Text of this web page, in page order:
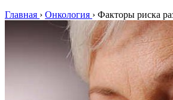
Главная › Онкология › Факторы риска